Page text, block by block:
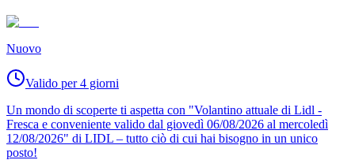
Nuovo
Valido per 4 giorni
Un mondo di scoperte ti aspetta con "Volantino attuale di Lidl -
Fresca e conveniente valido dal giovedì 06/08/2026 al mercoledì
12/08/2026" di LIDL – tutto ciò di cui hai bisogno in un unico
posto!